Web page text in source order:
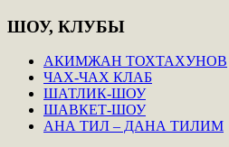
ШОУ, КЛУБЫ
АКИМЖАН ТОХТАХУНОВ
ЧАХ-ЧАХ КЛАБ
ШАТЛИК-ШОУ
ШАВКЕТ-ШОУ
АНА ТИЛ – ДАНА ТИЛИМ